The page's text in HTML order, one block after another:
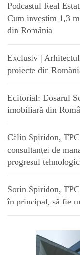
Podcastul Real
Cum investim 1,3
din România
Exclusiv |
proiecte din
Editorial: Dosarul
imobiliară din
Călin Spiridon,
consultanței de
progresul
Sorin Spiridon,
în principal, să fie